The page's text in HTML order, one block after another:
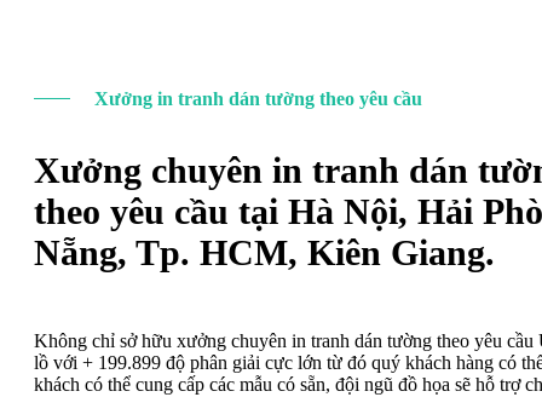
Xưởng in tranh dán tường theo yêu cầu
Xưởng chuyên in tranh dán
theo yêu cầu tại Hà Nội, Hải
Nẵng, Tp. HCM, Kiên Giang.
Không chỉ sở hữu xưởng chuyên in tranh dán tường theo yêu
lồ với + 199.899 độ phân giải cực lớn từ đó quý khách hàng có
khách có thể cung cấp các mẫu có sẵn, đội ngũ đồ họa sẽ hỗ trợ